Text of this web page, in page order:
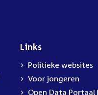
Links
Politieke websites
Voor jongeren
External
Open Data Portaal